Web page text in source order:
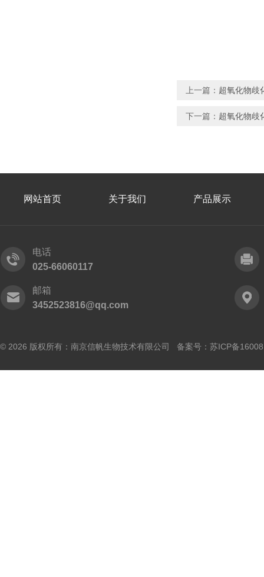
上一篇： 超氧化物歧
下一篇： 超氧化物歧
网站首页 关于我们 产品展示
电话
025-66060117
邮箱
3452523816@qq.com
© 2026 版权所有：南京信帆生物技术有限公司 备案号： 苏ICP备